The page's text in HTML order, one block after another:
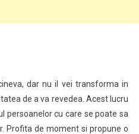
dar nu il vei transforma in
de a va revedea. Acest lucru
persoanelor cu care se poate sa
Profita de moment si propune o